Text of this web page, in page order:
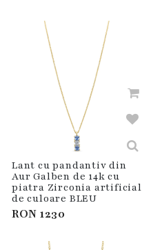
Lant cu pandantiv din
Aur Galben de 14k cu
piatra Zirconia artificial
de culoare BLEU
RON1230